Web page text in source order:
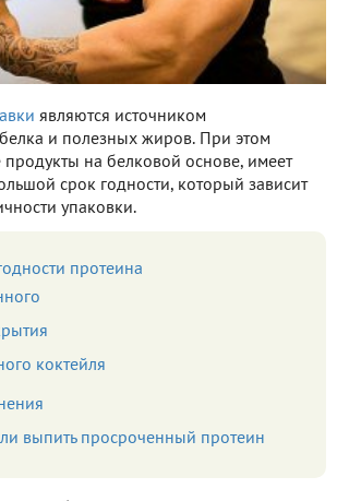
являются источником
и полезных жиров. При этом
продукты на белковой основе, имеет
срок годности, который зависит
упаковки.
протеина
коктейля
выпить просроченный протеин